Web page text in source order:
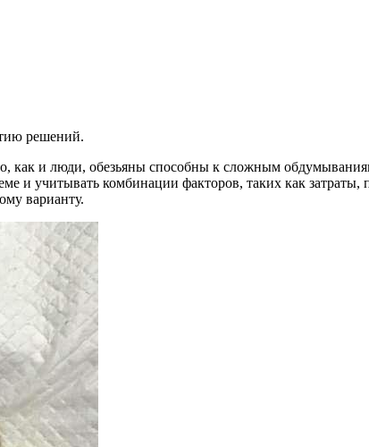
решений.
как и люди, обезьяны способны к сложным
и учитывать комбинации факторов, таких как затраты,
варианту.